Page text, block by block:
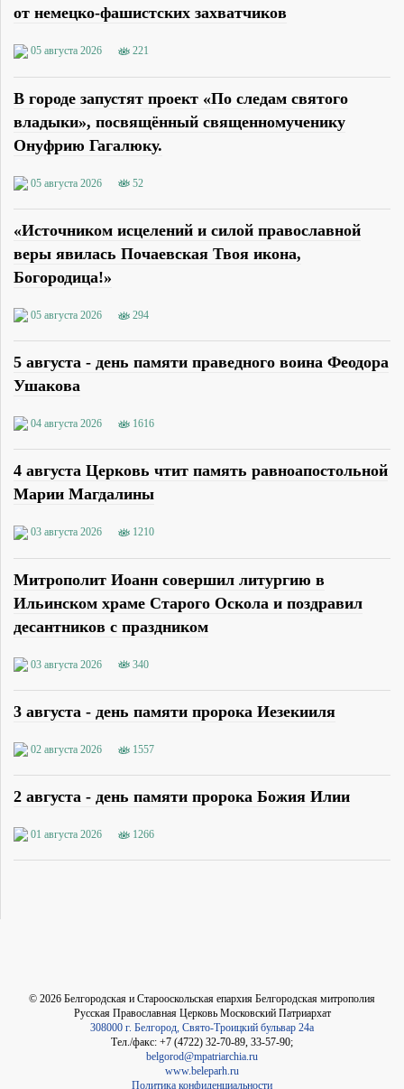
от немецко-фашистских захватчиков
05 августа 2026 221
В городе запустят проект «По следам святого
владыки», посвящённый священномученику
Онуфрию Гагалюку.
05 августа 2026 52
«Источником исцелений и силой православной
веры явилась Почаевская Твоя икона,
Богородица!»
05 августа 2026 294
5 августа - день памяти праведного воина Феодора
Ушакова
04 августа 2026 1616
4 августа Церковь чтит память равноапостольной
Марии Магдалины
03 августа 2026 1210
Митрополит Иоанн совершил литургию в
Ильинском храме Старого Оскола и поздравил
десантников с праздником
03 августа 2026 340
3 августа - день памяти пророка Иезекииля
02 августа 2026 1557
2 августа - день памяти пророка Божия Илии
01 августа 2026 1266
© 2026 Белгородская и Старооскольская епархия Белгородская митрополия
Русская Православная Церковь Московский Патриархат
308000 г. Белгород, Свято-Троицкий бульвар 24а
Тел./факс: +7 (4722) 32-70-89, 33-57-90;
belgorod@mpatriarchia.ru
www.beleparh.ru
Политика конфиденциальности